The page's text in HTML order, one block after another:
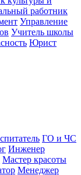
работник
Управление
Учитель школы
Юрист
ГО и ЧС
Инженер
Мастер красоты
Менеджер